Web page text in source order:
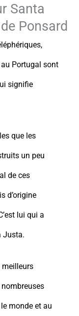
Santa
Ponsard
Portugal sont
signifie
que les
un peu
de ces
d’origine
lui qui a
Justa.
meilleurs
nombreuses
monde et au